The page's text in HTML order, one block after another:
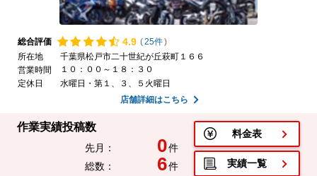
総合評価 4.9 (25件)
所在地
千葉県松戸市二十世紀が丘萩町１６６
営業時間
１０：００～１８：３０
定休日
水曜日・第１、３、５火曜日
店舗詳細はこちら
作業実績投稿数
先月： 0件
総数：
6件
料金表
実績一覧